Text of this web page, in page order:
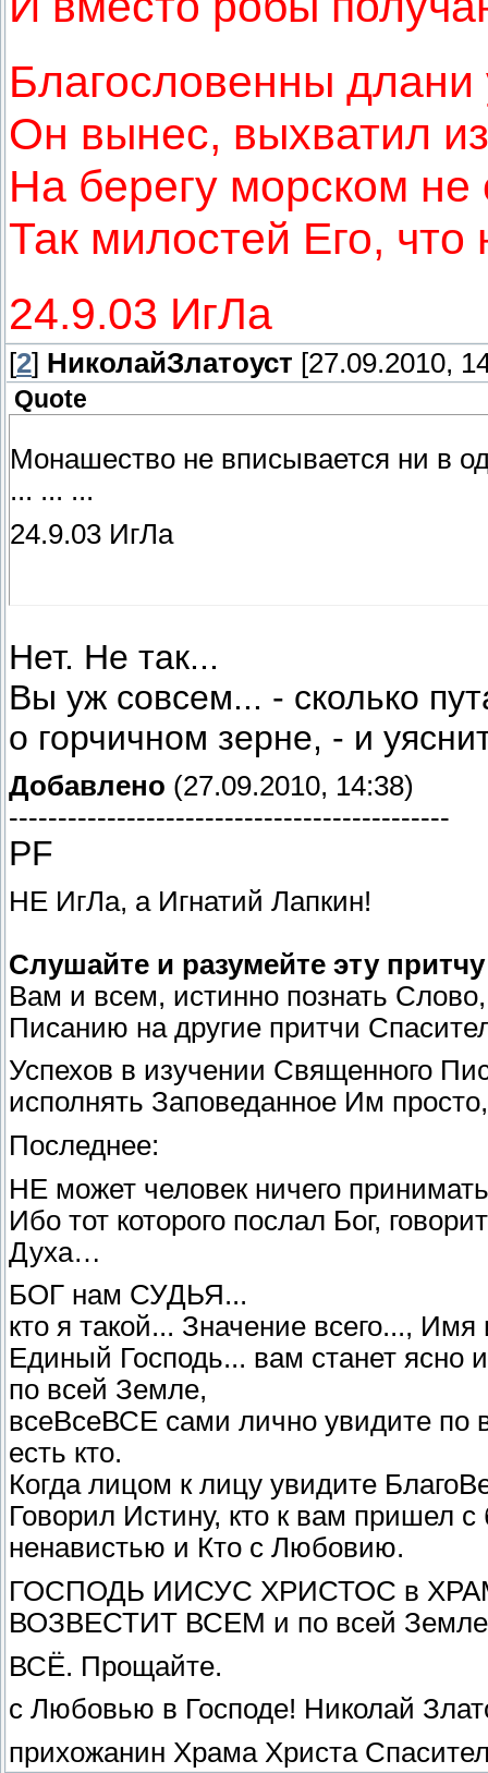
Благословенны длани
Он вынес, выхватил
На берегу морском не
Так милостей Его, что
24.9.03 ИгЛа
[2] НиколайЗлатоуст [27.09.2010,
Quote
Монашество не вписывается ни в
... ... ...
24.9.03 ИгЛа
Нет. Не так...
Вы уж совсем... - сколько
о горчичном зерне, - и
Добавлено (27.09.2010, 14:38)
---------------------------------------------
PF
НЕ ИгЛа, а Игнатий Лапкин!
Слушайте и разумейте эту
Вам и всем, истинно познать
Писанию на другие притчи
Успехов в изучении Священного
исполнять Заповеданное Им
Последнее:
НЕ может человек ничего
Ибо тот которого послал Бог,
Духа…
БОГ нам СУДЬЯ...
кто я такой... Значение всего...,
Единый Господь... вам станет ясно
по всей Земле,
всеВсеВСЕ сами лично увидите по
есть кто.
Когда лицом к лицу увидите
Говорил Истину, кто к вам пришел
ненавистью и Кто с Любовию.
ГОСПОДЬ ИИСУС ХРИСТОС в
ВОЗВЕСТИТ ВСЕМ и по всей Земле
ВСЁ. Прощайте.
с Любовью в Господе! Николай
прихожанин Храма Христа